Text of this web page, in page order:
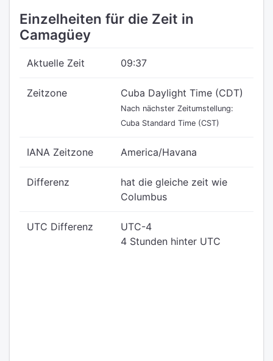
Einzelheiten für die Zeit in
Camagüey
Aktuelle Zeit 09:37
Zeitzone Cuba Daylight Time (CDT)
Nach nächster Zeitumstellung:
Cuba Standard Time (CST)
IANA Zeitzone America/Havana
Differenz
hat die gleiche zeit wie
Columbus
UTC Differenz
UTC-4
4 Stunden hinter UTC